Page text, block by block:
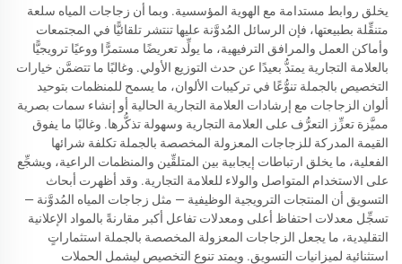
يخلق روابط مستدامة مع الهوية المؤسسية. وبما أن زجاجات المياه سلعة
متنقِّلة بطبيعتها، فإن الرسائل المُدوَّنة عليها تنتشر تلقائيًّا في المجتمعات
وأماكن العمل والمرافق الترفيهية، ما يولِّد تعريضًا مستمرًّا ووعيًا ترويجيًّا
بالعلامة التجارية يمتدُّ بعيدًا عن حدث التوزيع الأولي. وغالبًا ما تتضمَّن خيارات
التخصيص بالجملة تنوُّعًا في تركيبات الألوان، ما يسمح للمنظمات بتوحيد
ألوان الزجاجات مع إرشادات العلامة التجارية الحالية أو إنشاء سمات بصرية
مميَّزة تعزِّز التعرُّف على العلامة التجارية وسهولة تذكُّرها. وغالبًا ما يفوق
القيمة المدركة للزجاجات المعزولة المخصصة بالجملة تكلفة شرائها
الفعلية، ما يخلق ارتباطات إيجابية بين المتلقِّين والمنظمات الراعية، ويشجِّع
على الاستخدام المتواصل والولاء للعلامة التجارية. وقد أظهرت أبحاث
التسويق أن المنتجات الترويجية الوظيفية — مثل زجاجات المياه المُدوَّنة —
تسجِّل معدلات احتفاظ أعلى ومعدلات تفاعل أكبر مقارنةً بالمواد الإعلانية
التقليدية، ما يجعل الزجاجات المعزولة المخصصة بالجملة استثماراتٍ
استثنائية لميزانيات التسويق. ويمتد تنوع التخصيص ليشمل الحملات